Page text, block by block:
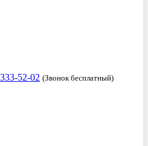
52-02 (Звонок бесплатный)